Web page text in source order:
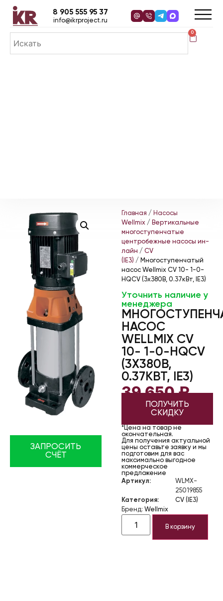
0
8 905 555 95 37
info@ikrproject.ru
ЗАПРОСИТЬ
СЧЁТ
Главная / Насосы
Wellmix / Вертикальные
многоступенчатые
центробежные насосы ин-
лайн / CV
(IE3) / Многоступенчатый
насос Wellmix CV 10- 1-0-
HQCV (3х380В, 0.37кВт, IE3)
Уточнить наличие у
менеджера
НАСОС
WELLMIX CV
10- 1-0-HQCV
(3Х380В,
0.37КВТ, IE3)
39 650₽
ПОЛУЧИТЬ
СКИДКУ
*Цена на товар не
окончательная.
Для получения актуальной
цены оставьте заявку и мы
подготовим для вас
максимально выгодное
коммерческое
предложение
Артикул:
WLMX-
25019855
Категория:
CV (IE3)
Бренд: Wellmix
В корзину